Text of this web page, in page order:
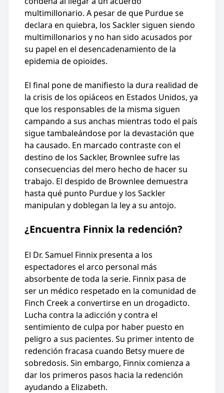
multimillonario. A pesar de que Purdue se
declara en quiebra, los Sackler siguen siendo
multimillonarios y no han sido acusados por
su papel en el desencadenamiento de la
epidemia de opioides.
El final pone de manifiesto la dura realidad de
la crisis de los opiáceos en Estados Unidos, ya
que los responsables de la misma siguen
campando a sus anchas mientras todo el país
sigue tambaleándose por la devastación que
ha causado. En marcado contraste con el
destino de los Sackler, Brownlee sufre las
consecuencias del mero hecho de hacer su
trabajo. El despido de Brownlee demuestra
hasta qué punto Purdue y los Sackler
manipulan y doblegan la ley a su antojo.
¿Encuentra Finnix la redención?
El Dr. Samuel Finnix presenta a los
espectadores el arco personal más
absorbente de toda la serie. Finnix pasa de
ser un médico respetado en la comunidad de
Finch Creek a convertirse en un drogadicto.
Lucha contra la adicción y contra el
sentimiento de culpa por haber puesto en
peligro a sus pacientes. Su primer intento de
redención fracasa cuando Betsy muere de
sobredosis. Sin embargo, Finnix comienza a
dar los primeros pasos hacia la redención
ayudando a Elizabeth.